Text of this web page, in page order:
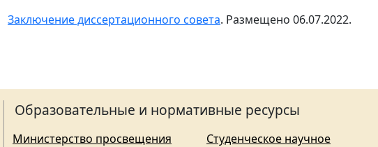
Заключение диссертационного совета. Размещено 06.07.2022.
Образовательные и нормативные ресурсы
Министерство просвещения
Студенческое научное